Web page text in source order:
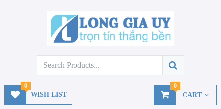
WISH LIST
0
CART
0